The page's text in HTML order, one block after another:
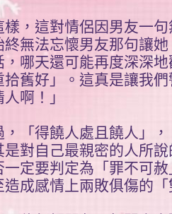
樣，這對情侶因男友一
終無法忘懷男友那句讓
，哪天還可能再度深深
拾舊好」。這真是讓我
啊！」
，「得饒人處且饒人」，
是對自己最親密的人所
一定要判定為「罪不可赦
造成感情上兩敗俱傷的